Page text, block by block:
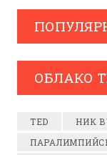
ОБЛАКО
TED
НИК